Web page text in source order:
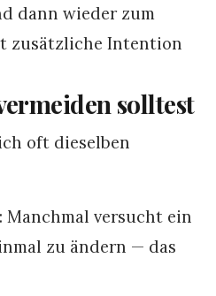
dann wieder zum
zusätzliche Intention
solltest
oft dieselben
Manchmal versucht ein
zu ändern — das